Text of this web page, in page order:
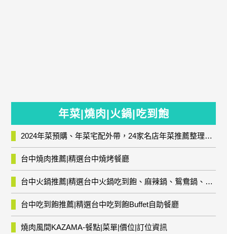
年菜|燒肉|火鍋|吃到飽
2024年菜預購、年菜宅配外帶，24家名店年菜推薦整理，圍爐輕鬆上菜團圓趣
台中燒肉推薦|精選台中燒烤餐廳
台中火鍋推薦|精選台中火鍋吃到飽、麻辣鍋、鴛鴦鍋、石頭火鍋、酸菜白肉鍋、海鮮鍋、燒酒雞、麻油雞、壽喜燒等熱門人氣火鍋店!
台中吃到飽推薦|精選台中吃到飽Buffet自助餐廳
燒肉風間KAZAMA-餐點|菜單|價位|訂位資訊